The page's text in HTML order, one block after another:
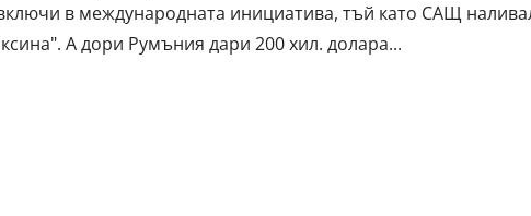
в международната инициатива, тъй като САЩ
А дори Румъния дари 200 хил. долара...